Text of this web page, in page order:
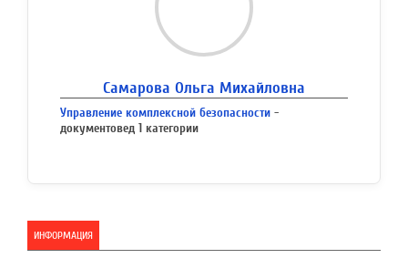
Самарова Ольга Михайловна
Управление комплексной безопасности -
документовед 1 категории
ИНФОРМАЦИЯ